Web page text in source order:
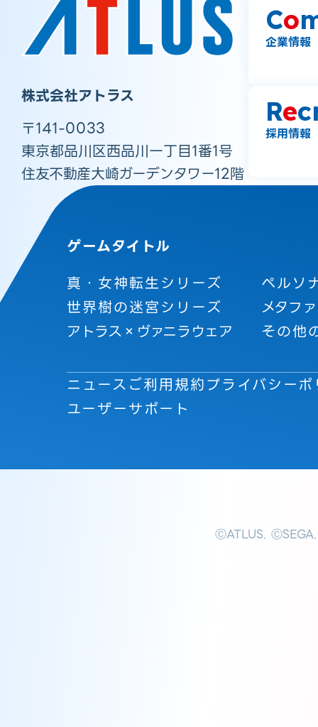
株式会社アトラス
〒141-0033
東京都品川区西品川一丁目1番1号
住友不動産大崎ガーデンタワー12階
Co
企業情報
Re
採用情報
ゲームタイトル
真・女神転生シリーズ
ペルソ
世界樹の迷宮シリーズ
メタフ
アトラス×ヴァニラウェア
その他
ニュースご利用規約プライバシー
ユーザーサポート
ⒸATLUS. ⒸSEGA.